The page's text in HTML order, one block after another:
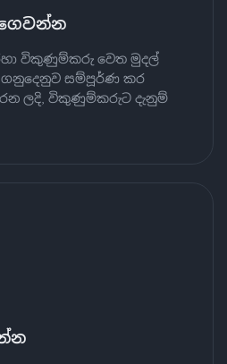
විකුණුම්කරු වෙත මුදල්
ගනුදෙනුව සම්පූර්ණ කර
කරන ලදි, විකුණුම්කරුට දැනුම්